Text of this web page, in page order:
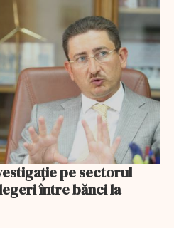
pe sectorul
între bănci la